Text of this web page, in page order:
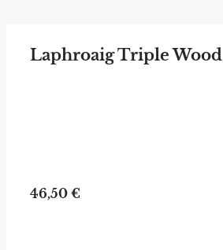
Laphroaig Triple Wood
46,50 €